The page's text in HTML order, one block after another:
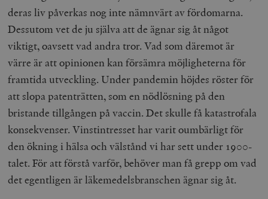
deras liv påverkas nog inte nämnvärt av fördomarna.
Dessutom vet de ju själva att de ägnar sig åt något
viktigt, oavsett vad andra tror. Vad som däremot är
värre är att opinionen kan försämra möjligheterna för
framtida utveckling. Under pandemin höjdes röster för
att slopa patenträtten, som en nödlösning på den
bristande tillgången på vaccin. Det skulle få katastrofala
konsekvenser. Vinstintresset har varit oumbärligt för
den ökning i hälsa och välstånd vi har sett under 1900-
talet. För att förstå varför, behöver man få grepp om vad
det egentligen är läkemedelsbranschen ägnar sig åt.